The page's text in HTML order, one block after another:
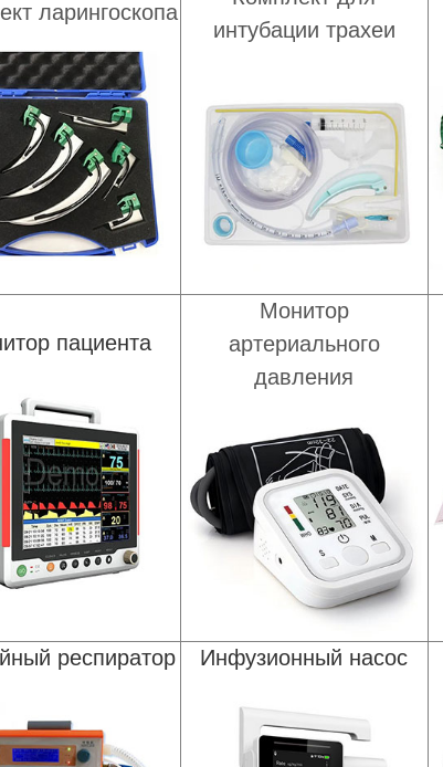
ларингоскопа
интубации трахеи
пациента
Монитор
артериального
давления
респиратор Инфузионный насос